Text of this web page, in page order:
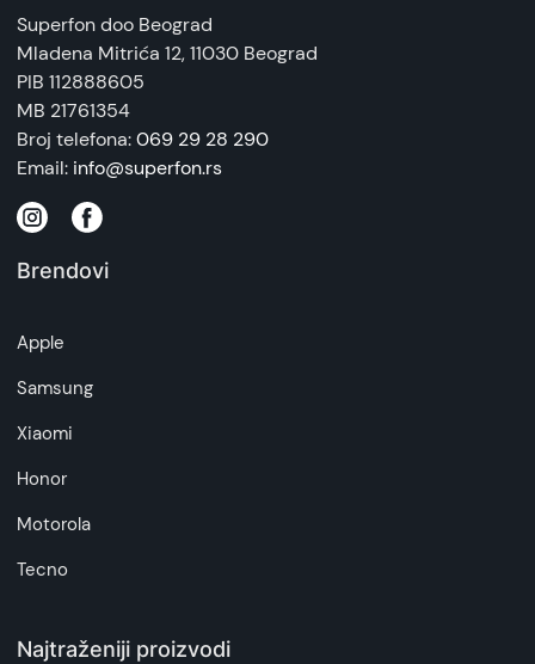
Superfon doo Beograd
Mladena Mitrića 12, 11030 Beograd
PIB 112888605
MB 21761354
Broj telefona:069 29 28 290
Email: info@superfon.rs
Brendovi
Apple
Samsung
Xiaomi
Honor
Motorola
Tecno
Najtraženiji proizvodi